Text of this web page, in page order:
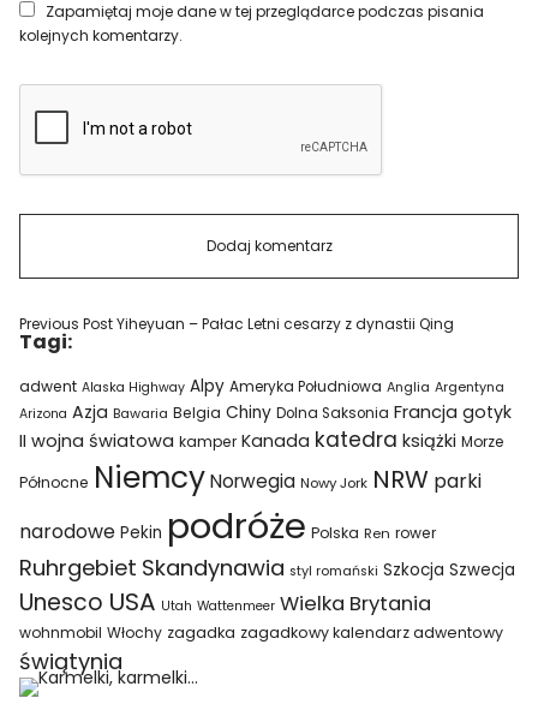
Zapamiętaj moje dane w tej przeglądarce podczas pisania
kolejnych komentarzy.
Previous PostYiheyuan – Pałac Letni cesarzy z dynastii Qing
Tagi:
adwent Alaska Highway Alpy Ameryka Południowa Anglia Argentyna
Arizona Azja Bawaria Belgia Chiny Dolna Saksonia Francja gotyk
II wojna światowa kamper Kanada katedra książki Morze
Północne Niemcy Norwegia Nowy Jork NRW parki
narodowe Pekin podróże Polska Ren rower
Ruhrgebiet Skandynawia styl romański Szkocja Szwecja
Unesco USA Utah Wattenmeer Wielka Brytania
wohnmobil Włochy zagadka zagadkowy kalendarz adwentowy
świątynia